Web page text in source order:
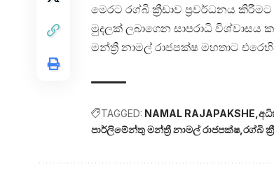
මෙරට රග්බි ක්‍රීඩාව ප්‍රවර්ධනය
මුදලක් ලබාගෙන සාපරාධි
මන්ත්‍රී නාමල් රාජපක්ෂ මහතාට
TAGGED: NAMAL RAJAPAKSHE
පාර්ලිමේන්තු මන්ත්‍රී නාමල් රාජපක්ෂ රග්බි